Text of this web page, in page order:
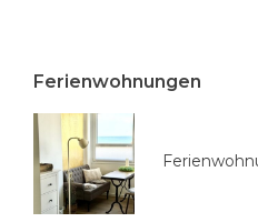
ä
h
e
n
Ferienwohnungen